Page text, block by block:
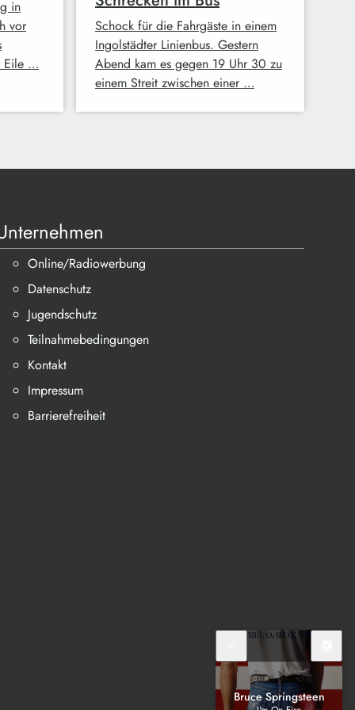
in
vor
Eile …
Schock für die Fahrgäste in einem
Ingolstädter Linienbus. Gestern
Abend kam es gegen 19 Uhr 30 zu
einem Streit zwischen einer …
Online/Radiowerbung
Datenschutz
Jugendschutz
Teilnahmebedingungen
Kontakt
Impressum
Barrierefreiheit
Bruce Springsteen